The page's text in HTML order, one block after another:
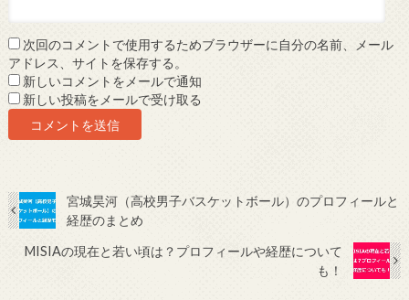
次回のコメントで使用するためブラウザーに自分の名前、メール
アドレス、サイトを保存する。
新しいコメントをメールで通知
新しい投稿をメールで受け取る
宮城昊河（高校男子バスケットボール）のプロフィールと
経歴のまとめ
MISIAの現在と若い頃は？プロフィールや経歴について
も！